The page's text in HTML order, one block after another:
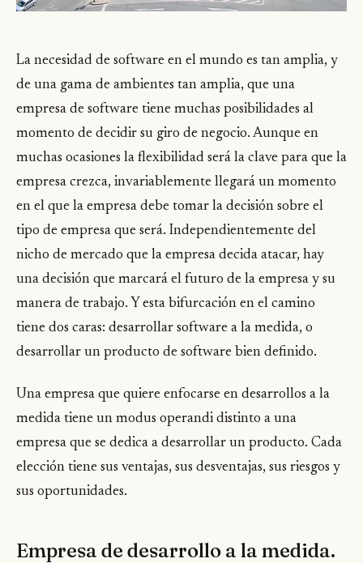
La necesidad de software en el mundo es tan amplia, y
de una gama de ambientes tan amplia, que una
empresa de software tiene muchas posibilidades al
momento de decidir su giro de negocio. Aunque en
muchas ocasiones la flexibilidad será la clave para que la
empresa crezca, invariablemente llegará un momento
en el que la empresa debe tomar la decisión sobre el
tipo de empresa que será. Independientemente del
nicho de mercado que la empresa decida atacar, hay
una decisión que marcará el futuro de la empresa y su
manera de trabajo. Y esta bifurcación en el camino
tiene dos caras: desarrollar software a la medida, o
desarrollar un producto de software bien definido.
Una empresa que quiere enfocarse en desarrollos a la
medida tiene un modus operandi distinto a una
empresa que se dedica a desarrollar un producto. Cada
elección tiene sus ventajas, sus desventajas, sus riesgos y
sus oportunidades.
Empresa de desarrollo a la medida.